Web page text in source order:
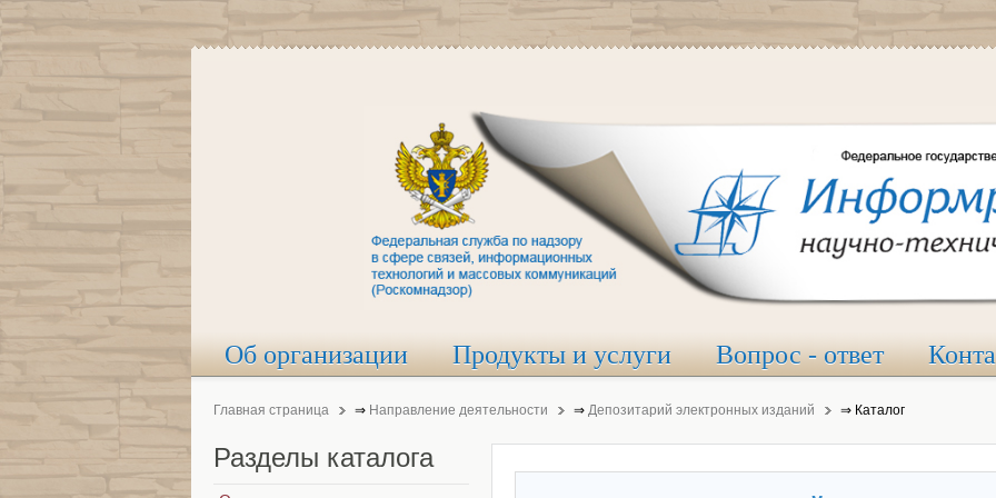
Об организации Продукты и услуги Вопрос - ответ
Главная страница ⇒ Направление деятельности ⇒ Депозитарий электронных изданий ⇒ Каталог
Разделы каталога